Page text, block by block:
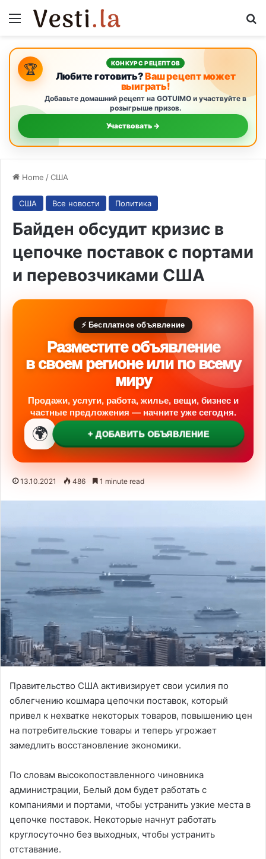
Menu
🏆 КОНКУРС РЕЦЕПТОВ
Любите готовить?Ваш рецепт может
выиграть!
Добавьте домашний рецепт на GOTUIMO и участвуйте в
розыгрыше призов.
Участвовать →
Home /США
США Все новости Политика
Байден обсудит кризис в
цепочке поставок с портами
и перевозчиками США
⚡ Бесплатное объявление
Разместите объявление
в своем регионе или по всему
миру
Продажи, услуги, работа, жилье, вещи, бизнес и
частные предложения — начните уже сегодня.
🌍 + ДОБАВИТЬ ОБЪЯВЛЕНИЕ
13.10.2021 486 1 minute read
Правительство США активизирует свои усилия по
облегчению кошмара цепочки поставок, который
привел к нехватке некоторых товаров, повышению цен
на потребительские товары и теперь угрожает
замедлить восстановление экономики.
По словам высокопоставленного чиновника
администрации, Белый дом будет работать с
компаниями и портами, чтобы устранить узкие места в
цепочке поставок. Некоторые начнут работать
круглосуточно без выходных, чтобы устранить
отставание.